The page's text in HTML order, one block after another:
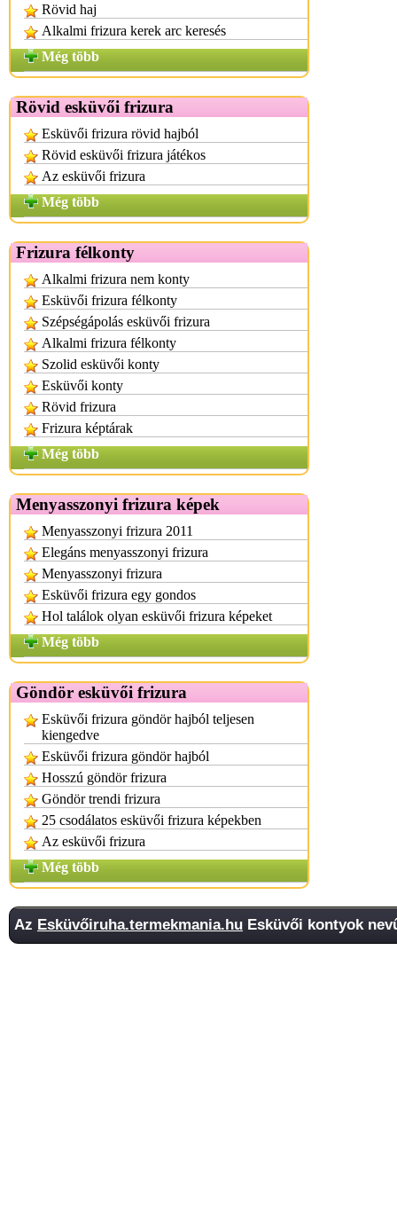
Rövid haj
Alkalmi frizura kerek arc keresés
Még több
Rövid esküvői frizura
Esküvői frizura rövid hajból
Rövid esküvői frizura játékos
Az esküvői frizura
Még több
Frizura félkonty
Alkalmi frizura nem konty
Esküvői frizura félkonty
Szépségápolás esküvői frizura
Alkalmi frizura félkonty
Szolid esküvői konty
Esküvői konty
Rövid frizura
Frizura képtárak
Még több
Menyasszonyi frizura képek
Menyasszonyi frizura 2011
Elegáns menyasszonyi frizura
Menyasszonyi frizura
Esküvői frizura egy gondos
Hol találok olyan esküvői frizura képeket
Még több
Göndör esküvői frizura
Esküvői frizura göndör hajból teljesen
kiengedve
Esküvői frizura göndör hajból
Hosszú göndör frizura
Göndör trendi frizura
25 csodálatos esküvői frizura képekben
Az esküvői frizura
Még több
Az Esküvőiruha.termekmania.hu Esküvői kontyok